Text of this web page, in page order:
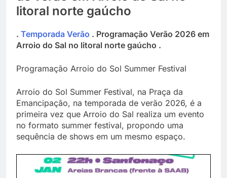
litoral norte gaúcho
. Temporada Verão . Programação Verão 2026 em
Arroio do Sal no litoral norte gaúcho .
Programação Arroio do Sol Summer Festival
Arroio do Sol Summer Festival, na Praça da
Emancipação, na temporada de verão 2026, é a
primeira vez que Arroio do Sal realiza um evento
no formato summer festival, propondo uma
sequência de shows em um mesmo espaço.